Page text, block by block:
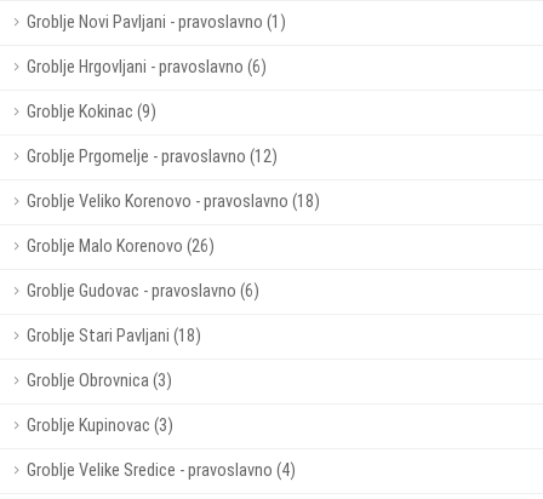
Groblje Novi Pavljani - pravoslavno (1)
Groblje Hrgovljani - pravoslavno (6)
Groblje Kokinac (9)
Groblje Prgomelje - pravoslavno (12)
Groblje Veliko Korenovo - pravoslavno (18)
Groblje Malo Korenovo (26)
Groblje Gudovac - pravoslavno (6)
Groblje Stari Pavljani (18)
Groblje Obrovnica (3)
Groblje Kupinovac (3)
Groblje Velike Sredice - pravoslavno (4)